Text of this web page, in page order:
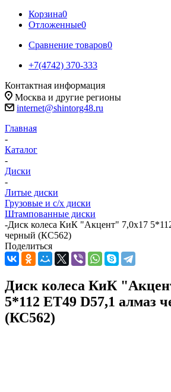
Корзина0
Отложенные0
Сравнение товаров0
+7(4742) 370-333
Контактная информация
Москва и другие регионы
internet@shintorg48.ru
Главная
-
Каталог
-
Диски
-
Литые диски
Грузовые и с/х диски
Штампованные диски
-Диск колеса КиК "Акцент" 7,0x17
черный (КС562)
Поделиться
Диск колеса КиК
5*112 ЕТ49 D57,1 алмаз
(КС562)